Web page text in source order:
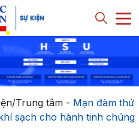
Trung tâm- Mạn đàm thứ
sạch cho hành tinh chúng